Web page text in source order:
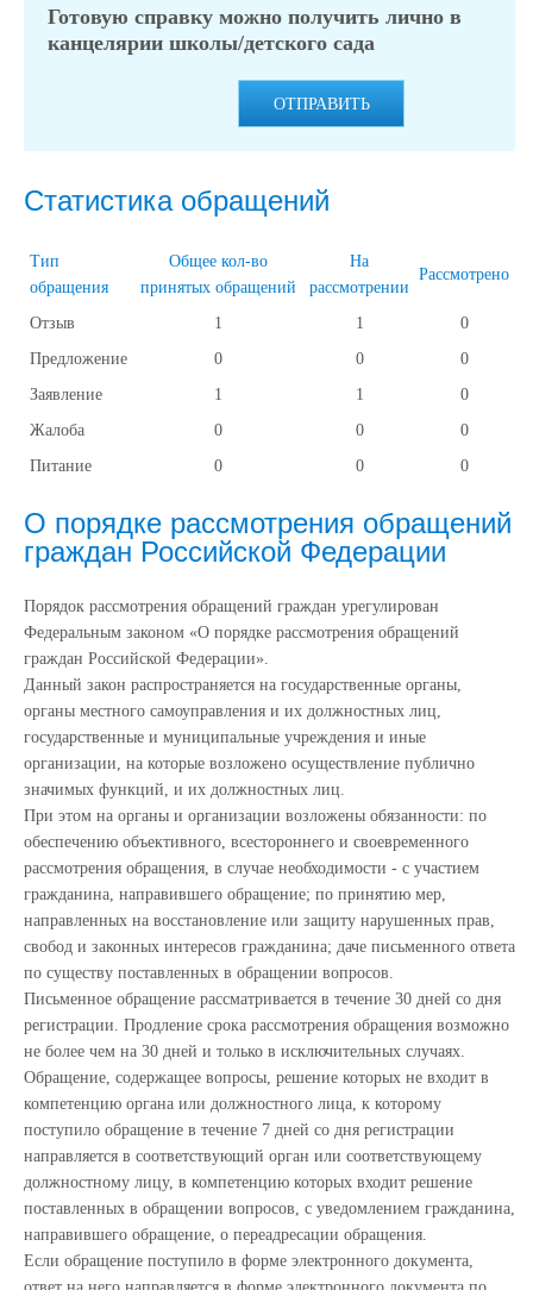
Готовую справку можно получить лично в
канцелярии школы/детского сада
ОТПРАВИТЬ
Статистика обращений
Тип
обращения
Общее кол-во
принятых обращений
На
рассмотрении
Рассмотрено
Отзыв 1 1
0
Предложение
0 0
0
Заявление
1 1
0
Жалоба
0 0
0
Питание
0 0 0
О порядке рассмотрения обращений
граждан Российской Федерации
Порядок рассмотрения обращений граждан урегулирован
Федеральным законом «О порядке рассмотрения обращений
граждан Российской Федерации».
Данный закон распространяется на государственные органы,
органы местного самоуправления и их должностных лиц,
государственные и муниципальные учреждения и иные
организации, на которые возложено осуществление публично
значимых функций, и их должностных лиц.
При этом на органы и организации возложены обязанности: по
обеспечению объективного, всестороннего и своевременного
рассмотрения обращения, в случае необходимости - с участием
гражданина, направившего обращение; по принятию мер,
направленных на восстановление или защиту нарушенных прав,
свобод и законных интересов гражданина; даче письменного ответа
по существу поставленных в обращении вопросов.
Письменное обращение рассматривается в течение 30 дней со дня
регистрации. Продление срока рассмотрения обращения возможно
не более чем на 30 дней и только в исключительных случаях.
Обращение, содержащее вопросы, решение которых не входит в
компетенцию органа или должностного лица, к которому
поступило обращение в течение 7 дней со дня регистрации
направляется в соответствующий орган или соответствующему
должностному лицу, в компетенцию которых входит решение
поставленных в обращении вопросов, с уведомлением гражданина,
направившего обращение, о переадресации обращения.
Если обращение поступило в форме электронного документа,